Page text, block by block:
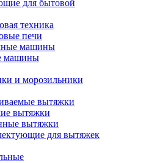
для бытовой
техника
печи
машины
машины
и морозильники
вытяжки
вытяжки
вытяжки
для вытяжек